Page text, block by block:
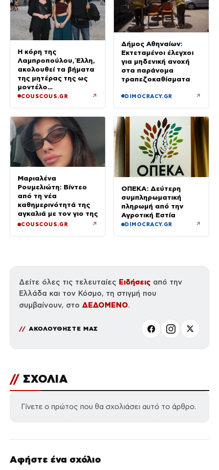
Η κόρη της
Λαμπροπούλου, Έλλη,
ακολουθεί τα βήματα
της μητέρας της ως
μοντέλο
(Φωτογραφίες)
COUSCOUS.GR ↗
Δήμος Αθηναίων:
Εκτεταμένοι έλεγχοι
για μηδενική ανοχή
στα παράνομα
τραπεζοκαθίσματα
DIMOCRACY.GR ↗
Μαριαλένα
Ρουμελιώτη: Βίντεο
από τη νέα
καθημερινότητά της
αγκαλιά με τον γιο της
COUSCOUS.GR ↗
ΟΠΕΚΑ: Δεύτερη
συμπληρωματική
πληρωμή από την
Αγροτική Εστία
DIMOCRACY.GR ↗
Δείτε όλες τις τελευταίες Ειδήσεις από την
Ελλάδα και τον Κόσμο, τη στιγμή που
συμβαίνουν, στο ΔΕΔΟΜΕΝΟ.
ΑΚΟΛΟΥΘΗΣΤΕ ΜΑΣ
// ΣΧΟΛΙΑ
Γίνετε ο πρώτος που θα σχολιάσει αυτό το άρθρο.
Αφήστε ένα σχόλιο